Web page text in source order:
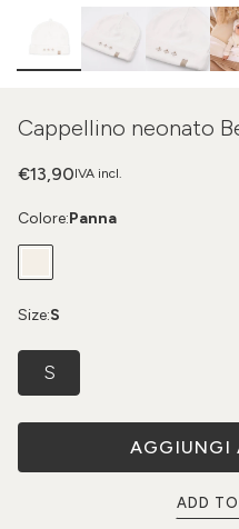
Cappellino neonato
IVA incl.
€13,90
Colore:Panna
Size:S
S
AGGIUNGI
ADD